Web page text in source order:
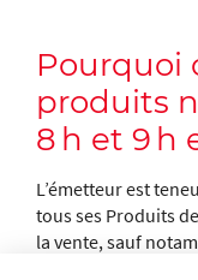
Pourquoi
produits
8 h et 9 h
L’émetteur est
tous ses Produits
la vente, sauf